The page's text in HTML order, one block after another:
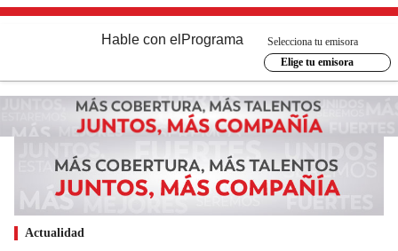
Hable con el Programa
Selecciona tu emisora
Elige tu emisora
Actualidad